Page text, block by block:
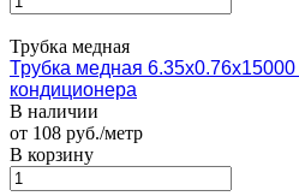
Трубка медная
Трубка медная
кондиционера
В наличии
от 108 руб./метр
В корзину